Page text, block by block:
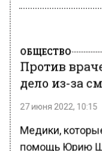
ОБЩЕСТВО
Против
дело из-за
27 июня 2022, 10:15
Медики,
помощь Юрию